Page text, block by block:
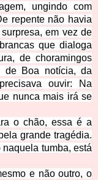
ungindo com
repente não havia
em vez de
que dialoga
de choramingos
de Boa notícia, da
ouvir: Na
nunca mais irá se
o chão, essa é a
grande tragédia.
tumba, está
e não outro, o